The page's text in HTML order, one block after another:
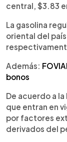
central, $3.83
La gasolina
oriental del
Además:
bonos
De acuerdo a
que entran en
por factores
derivados del